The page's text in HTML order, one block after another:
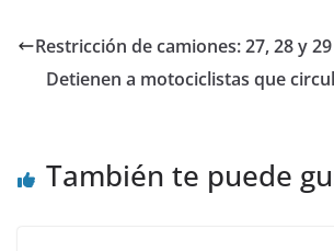
Restricción de camiones: 27, 28 y
Detienen a motociclistas que
También te puede